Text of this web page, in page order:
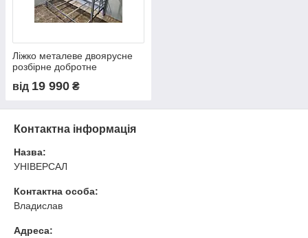
Ліжко металеве двоярусне
розбірне добротне
від 19 990 ₴
Контактна інформація
Назва:
УНІВЕРСАЛ
Контактна особа:
Владислав
Адреса: